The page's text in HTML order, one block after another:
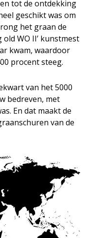
tot de ontdekking
geschikt was om
het graan de
old WO II’ kunstmest
kwam, waardoor
procent steeg.
van het 5000
bedreven, met
En dat maakt de
van de